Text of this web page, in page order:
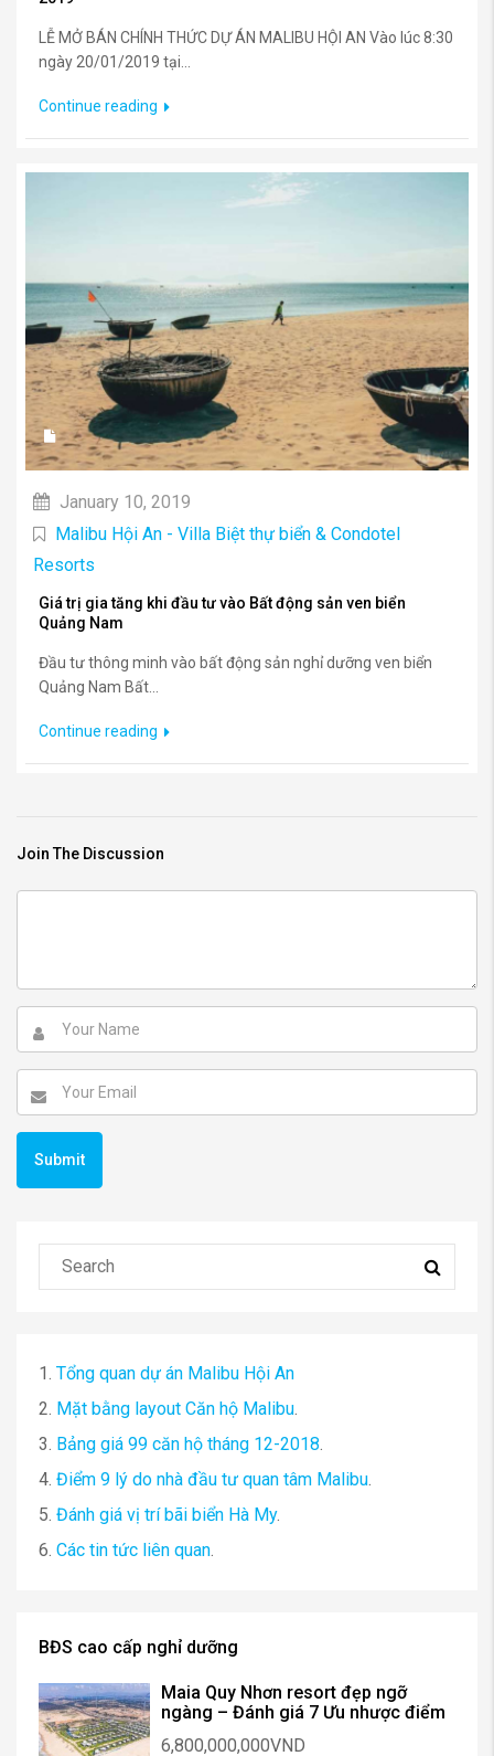
LỄ MỞ BÁN CHÍNH THỨC DỰ ÁN MALIBU HỘI AN Vào lúc 8:30
ngày 20/01/2019 tại...
Continue reading
January 10, 2019
Malibu Hội An - Villa Biệt thự biển & Condotel
Resorts
Giá trị gia tăng khi đầu tư vào Bất động sản ven biển
Quảng Nam
Đầu tư thông minh vào bất động sản nghỉ dưỡng ven biển
Quảng Nam Bất...
Continue reading
Join The Discussion
1. Tổng quan dự án Malibu Hội An
2. Mặt bằng layout Căn hộ Malibu
3. Bảng giá 99 căn hộ tháng 12-2018
4. Điểm 9 lý do nhà đầu tư quan tâm Malibu
5. Đánh giá vị trí bãi biển Hà My.
6. Các tin tức liên quan
BĐS cao cấp nghỉ dưỡng
Maia Quy Nhơn resort đẹp ngỡ
ngàng – Đánh giá 7 Ưu nhược điểm
6,800,000,000VND